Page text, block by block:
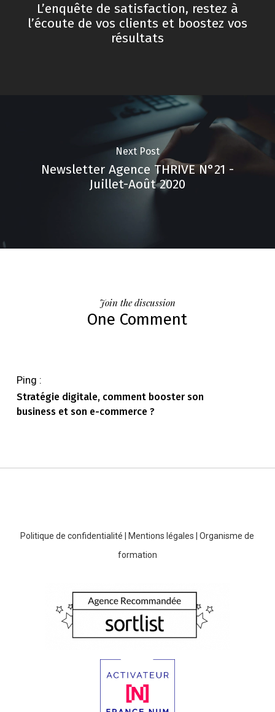
L’enquête de satisfaction, restez à
l’écoute de vos clients et boostez vos
résultats
Next Post
Newsletter Agence THRIVE N°21 -
Juillet-Août 2020
Join the discussion
One Comment
Ping :
Stratégie digitale, comment booster son
business et son e-commerce ?
Politique de confidentialité Mentions légales |Organisme de
formation